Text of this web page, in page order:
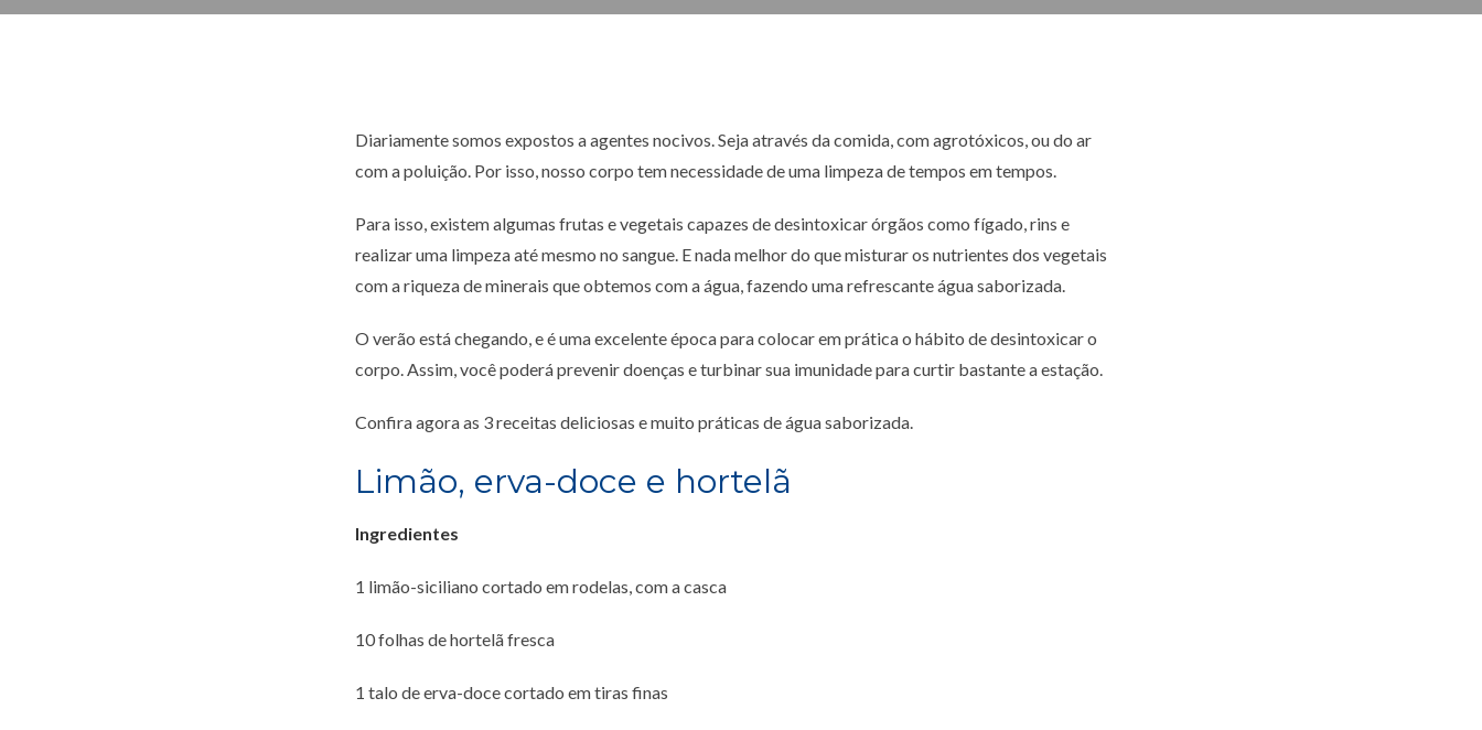
Diariamente somos expostos a agentes nocivos. Seja através da comida, com agrotóxicos, ou do ar
com a poluição. Por isso, nosso corpo tem necessidade de uma limpeza de tempos em tempos.
Para isso, existem algumas frutas e vegetais capazes de desintoxicar órgãos como fígado, rins e
realizar uma limpeza até mesmo no sangue. E nada melhor do que misturar os nutrientes dos vegetais
com a riqueza de minerais que obtemos com a água, fazendo uma refrescante água saborizada.
O verão está chegando, e é uma excelente época para colocar em prática o hábito de desintoxicar o
corpo. Assim, você poderá prevenir doenças e turbinar sua imunidade para curtir bastante a estação.
Confira agora as 3 receitas deliciosas e muito práticas de água saborizada.
Limão, erva-doce e hortelã
Ingredientes
1 limão-siciliano cortado em rodelas, com a casca
10 folhas de hortelã fresca
1 talo de erva-doce cortado em tiras finas